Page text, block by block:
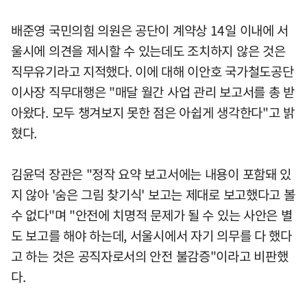
배준영 국민의힘 의원은 공단이 계약상 14일 이내에 서
울시에 의견을 제시할 수 있는데도 조치하지 않은 것은
직무유기라고 지적했다. 이에 대해 이안호 국가철도공단
이사장 직무대행은 "매달 월간 사업 관리 보고서를 총 받
아왔다. 모두 챙겨보지 못한 점은 아쉽게 생각한다"고 밝
혔다.
김윤덕 장관은 "정작 요약 보고서에는 내용이 포함돼 있
지 않아 '숨은 그림 찾기식' 보고는 제대로 보고했다고 볼
수 없다"며 "안전에 치명적 문제가 될 수 있는 사안은 별
도 보고를 해야 하는데, 서울시에서 자기 의무를 다 했다
고 하는 것은 공직자로서의 안전 불감증"이라고 비판했
다.